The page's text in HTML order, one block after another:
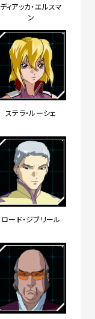
ディアッカ・エルスマ
ン
ステラ・ルーシェ
ロード・ジブリール